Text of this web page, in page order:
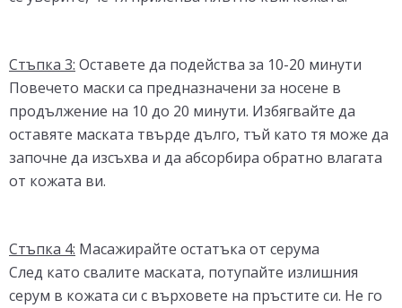
Стъпка 3: Оставете да подейства за 10-20 минути
Повечето маски са предназначени за носене в
продължение на 10 до 20 минути. Избягвайте да
оставяте маската твърде дълго, тъй като тя може да
започне да изсъхва и да абсорбира обратно влагата
от кожата ви.
Стъпка 4: Масажирайте остатъка от серума
След като свалите маската, потупайте излишния
серум в кожата си с върховете на пръстите си. Не го